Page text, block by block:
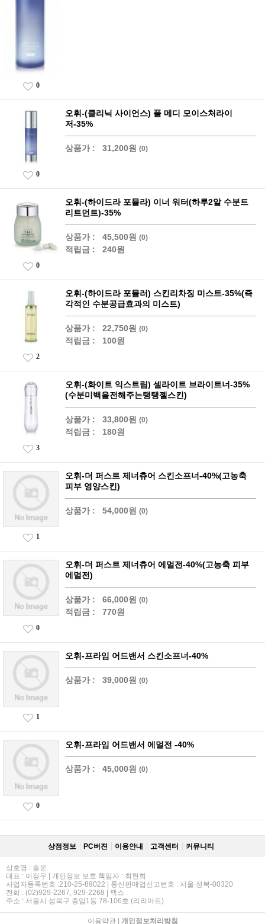
0
오휘-(클리닉 사이언스) 풀 메디 모이스처라이
저-35%
상품가 : 31,200원 (0)
0
오휘-(하이드라 포뮬라) 이너 워터(하루2알 수분트
리트먼트)-35%
상품가 : 45,500원 (0)
적립금 : 240원
0
오휘-(하이드라 포뮬러) 스킨리차징 미스트-35%(즉
각적인 수분공급효과의 미스트)
상품가 : 22,750원 (0)
적립금 : 100원
2
오휘-(화이트 익스트림) 셀라이트 브라이트너-35%
(수분미백을전해주는탱탱젤스킨)
상품가 : 33,800원 (0)
적립금 : 180원
3
오휘-더 퍼스트 제너츄어 스킨소프너-40%(고농축
피부 영양스킨)
상품가 : 54,000원 (0)
1
오휘-더 퍼스트 제너츄어 에멀전-40%(고농축 피부
에멀전)
상품가 : 66,000원 (0)
적립금 : 770원
0
오휘-프라임 어드밴서 스킨소프너-40%
상품가 : 39,000원 (0)
1
오휘-프라임 어드밴서 에멀전 -40%
상품가 : 45,000원 (0)
0
상점정보 PC버젼 이용안내 고객센터 커뮤니티
상호명 : 솔운
대표 : 이정우 | 개인정보 보호 책임자 : 최현희
사업자등록번호 :210-25-89022 | 통신판매업신고번호 : 서울 성북-00320
전화 : (02)929-2267, 929-2268 | 팩스 :
주소 : 서울시 성북구 종암1동 78-106호 (리리마트)
이용약관| 개인정보처리방침